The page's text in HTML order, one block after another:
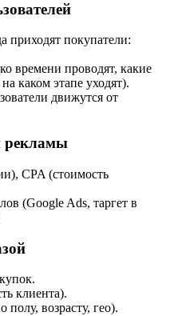
приходят покупатели:
времени проводят, какие
каком этапе уходят).
движутся от
рекламы
CPA (стоимость
(Google Ads, таргет в
клиента).
возрасту, гео).